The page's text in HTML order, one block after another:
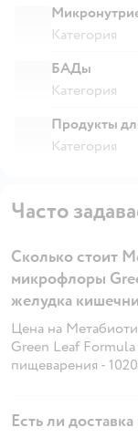
Категория
БАДы
Категория
Продукты
Категория
Часто
Сколько стоит
микрофлоры
желудка
Цена на
Green Leaf
пищеварения -
Есть ли